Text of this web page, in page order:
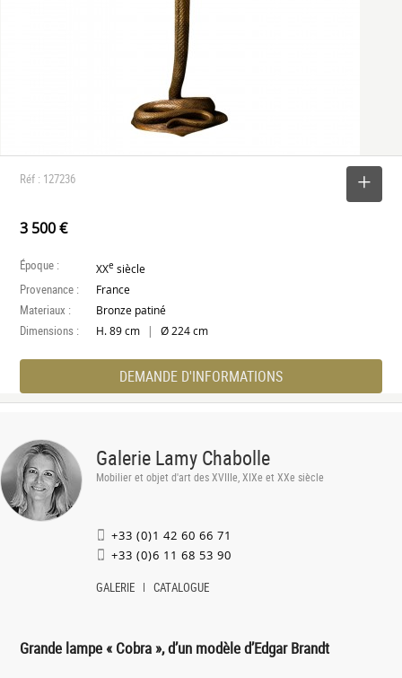
Réf : 127236
3 500 €
Époque : XXe siècle
Provenance : France
Materiaux : Bronze patiné
Dimensions : H. 89 cm | Ø 224 cm
DEMANDE D'INFORMATIONS
Galerie Lamy Chabolle
Mobilier et objet d'art des XVIIIe, XIXe et XXe siècle
+33 (0)1 42 60 66 71
+33 (0)6 11 68 53 90
GALERIE CATALOGUE
Grande lampe « Cobra », d’un modèle d’Edgar Brandt